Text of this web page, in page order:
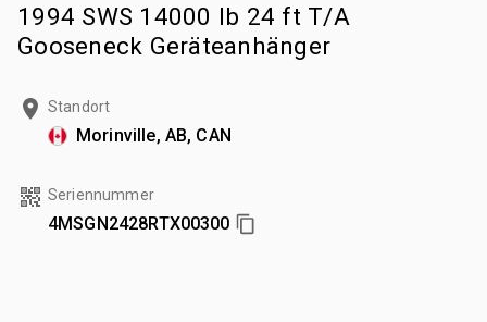
1994 SWS 14000 lb 24 ft T/A
Gooseneck Geräteanhänger
Standort
Morinville, AB, CAN
Seriennummer
4MSGN2428RTX00300